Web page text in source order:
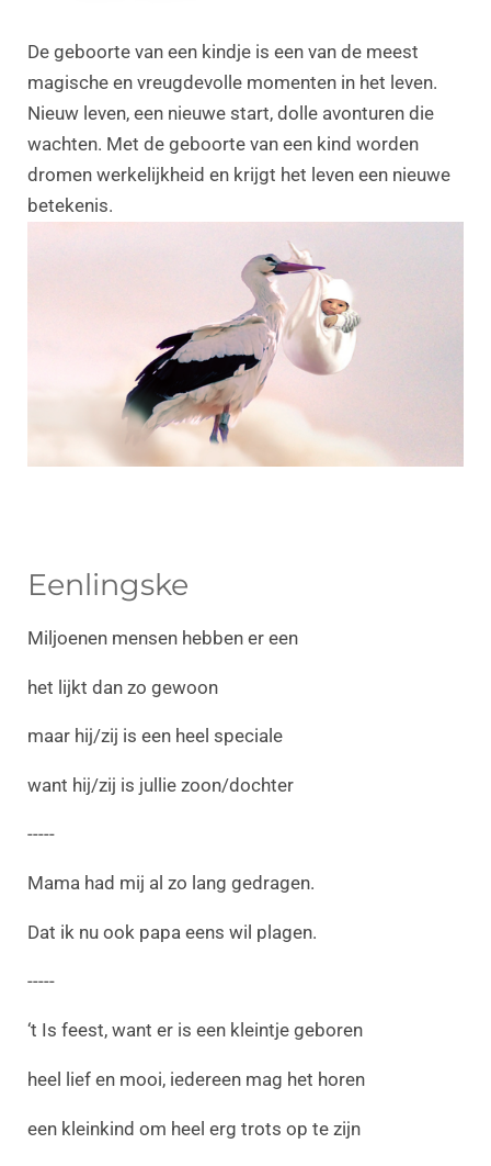
De geboorte van een kindje is een van de meest
magische en vreugdevolle momenten in het leven.
Nieuw leven, een nieuwe start, dolle avonturen die
wachten. Met de geboorte van een kind worden
dromen werkelijkheid en krijgt het leven een nieuwe
betekenis.
Eenlingske
Miljoenen mensen hebben er een
het lijkt dan zo gewoon
maar hij/zij is een heel speciale
want hij/zij is jullie zoon/dochter
-----
Mama had mij al zo lang gedragen.
Dat ik nu ook papa eens wil plagen.
-----
‘t Is feest, want er is een kleintje geboren
heel lief en mooi, iedereen mag het horen
een kleinkind om heel erg trots op te zijn